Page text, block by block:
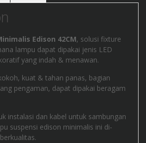
Edison 42CM, solusi fixture
lampu dapat dipakai jenis LED
yang indah & menawan.
kuat & tahan panas, bagian
pengaman, dapat dipakai beragam
instalasi dan kabel untuk sambungan
suspensi edison minimalis ini di-